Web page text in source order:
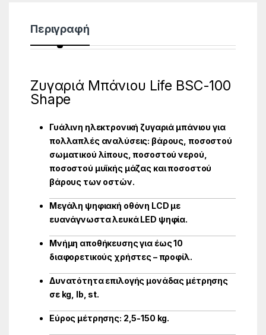
Περιγραφή
Ζυγαριά Μπάνιου Life BSC-100
Shape
Γυάλινη ηλεκτρονική ζυγαριά μπάνιου για
πολλαπλές αναλύσεις: βάρους, ποσοστού
σωματικού λίπους, ποσοστού νερού,
ποσοστού μυϊκής μάζας και ποσοστού
βάρους των οστών.
Μεγάλη ψηφιακή οθόνη LCD με
ευανάγνωστα λευκά LED ψηφία.
Μνήμη αποθήκευσης για έως 10
διαφορετικούς χρήστες – προφίλ.
Δυνατότητα επιλογής μονάδας μέτρησης
σε kg, lb, st.
Εύρος μέτρησης: 2,5-150 kg.